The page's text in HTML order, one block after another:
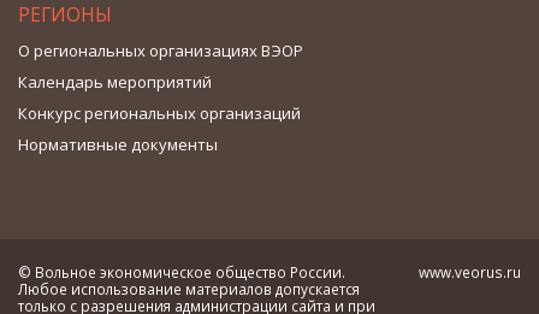
РЕГИОНЫ
О региональных организациях ВЭОР
Календарь мероприятий
Конкурс региональных организаций
Нормативные документы
© Вольное экономическое общество России.
Любое использование материалов допускается
только с разрешения администрации сайта и при
www.veorus.ru